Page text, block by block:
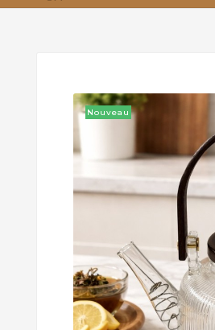
Nouveau